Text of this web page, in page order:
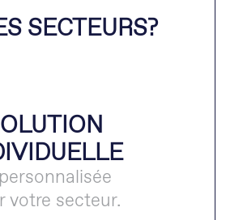
SECTEURS?
votre secteur.